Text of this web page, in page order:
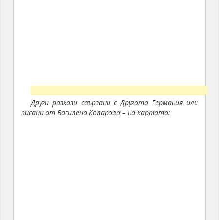
Други разкази свързани с Другата Германия или
писани от Василена Коларова – на картата: